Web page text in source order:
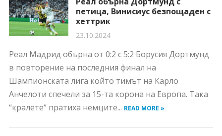
петица, Винисиус безпощаден с
хеттрик
23.10.2024
Реал Мадрид обърна от 0:2 с 5:2 Борусия Дортмунд
в повторение на последния финал на
Шампионската лига който тимът на Карло
Анчелоти спечели за 15-та корона на Европа. Така
“кралете“ пратиха немците... READ MORE »